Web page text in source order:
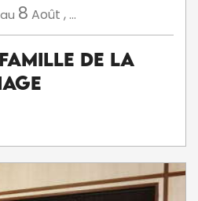
au 8 Août , ...
de la